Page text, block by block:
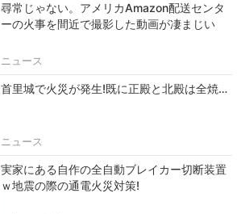
尋常じゃない。アメリカAmazon配送センタ
ーの火事を間近で撮影した動画が凄まじい
ニュース
首里城で火災が発生!既に正殿と北殿は全焼…
ニュース
実家にある自作の全自動ブレイカー切断装置
ｗ地震の際の通電火災対策!